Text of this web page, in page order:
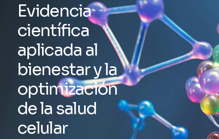
Evidencia
científica
aplicada al
bienestar y la
optimización
de la salud
celular